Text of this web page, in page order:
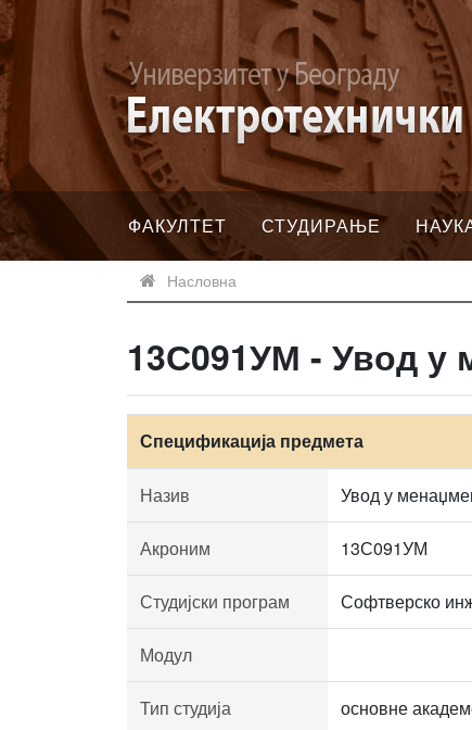
ФАКУЛТЕТ СТУДИРАЊЕ
Насловна
13С091УМ - Увод у
Спецификација предмета
Назив Увод у
Акроним 13С091УМ
Студијски програм Софтверско
Модул
Тип студија основне